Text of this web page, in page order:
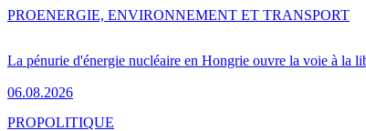
La pénurie d'énergie nucléaire en Hongrie ouvre la voie à la
06.08.2026
PROENERGIE, ENVIRONNEMENT ET TRANSPORT
PROPOLITIQUE